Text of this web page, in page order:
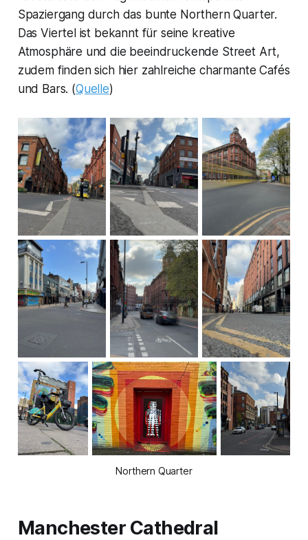
Spaziergang durch das bunte Northern Quarter.
Das Viertel ist bekannt für seine kreative
Atmosphäre und die beeindruckende Street Art,
zudem finden sich hier zahlreiche charmante Cafés
und Bars. (Quelle)
Northern Quarter
Manchester Cathedral